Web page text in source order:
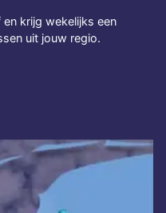
krijg wekelijks een
uit jouw regio.